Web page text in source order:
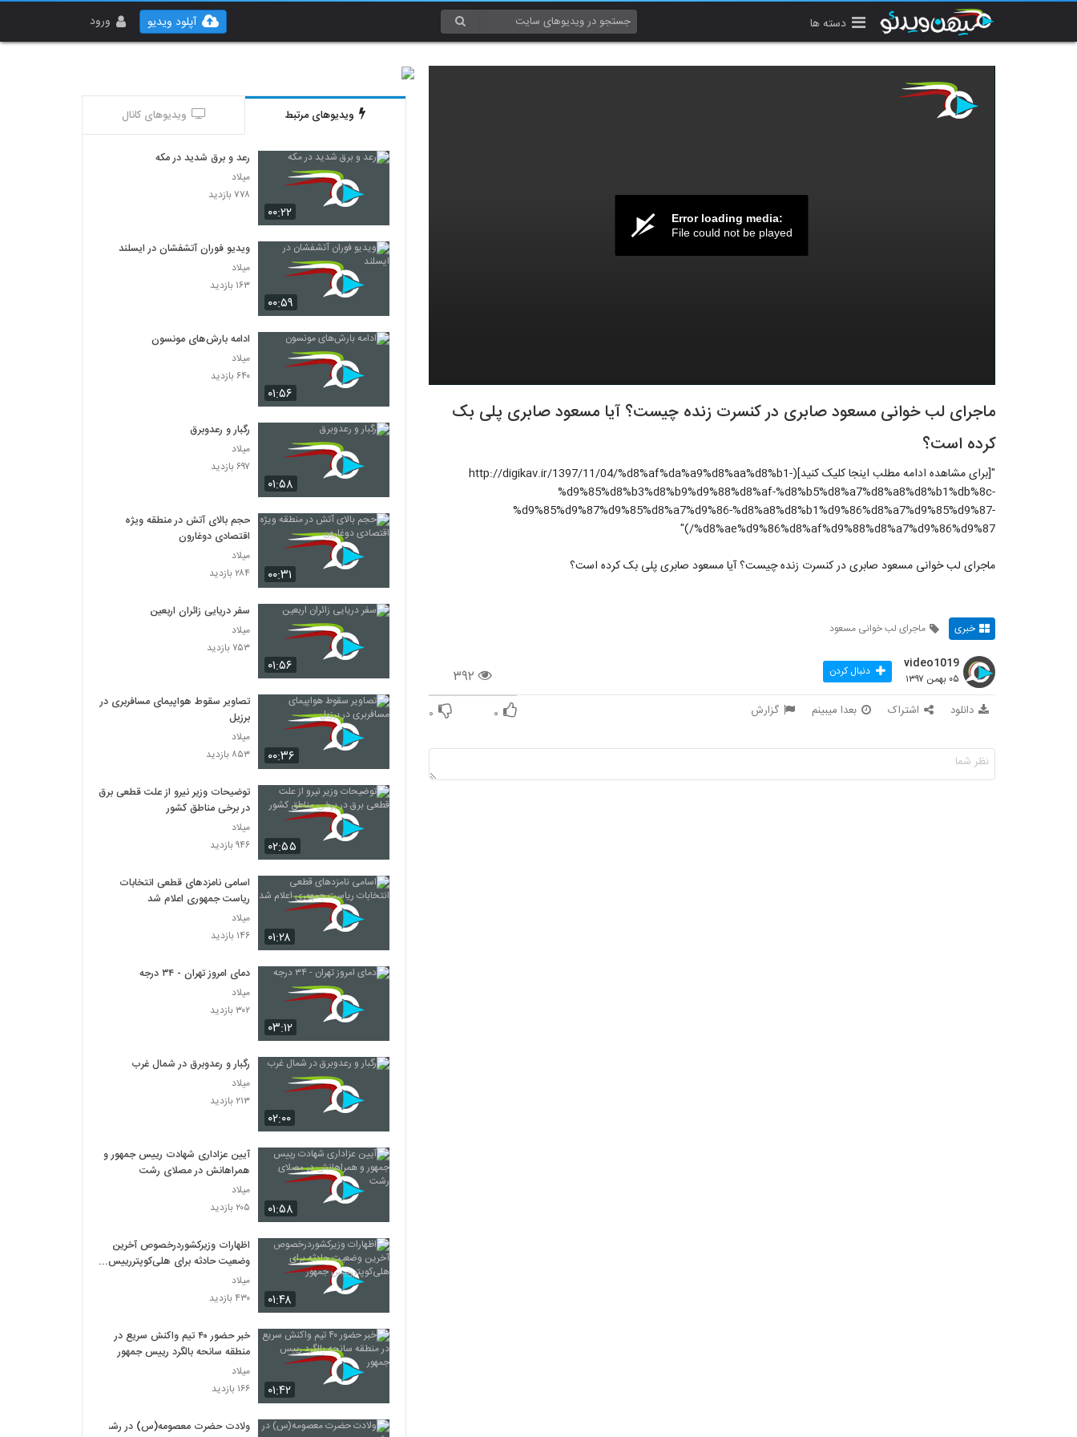
دسته ها ورود آپلود ویدیو
Error loading media:
File could not be played
ماجرای لب خوانی مسعود صابری در کنسرت زنده چیست؟ آیا مسعود صابری پلی بک
کرده است؟
"[برای مشاهده ادامه مطلب اینجا کلیک کنید](http://digikav.ir/1397/11/04/%d8%af%da%a9%d8%aa%d8%b1-
%d9%85%d8%b3%d8%b9%d9%88%d8%af-%d8%b5%d8%a7%d8%a8%d8%b1%db%8c-
%d9%85%d9%87%d9%85%d8%a7%d9%86-%d8%a8%d8%b1%d9%86%d8%a7%d9%85%d9%87-
%d8%ae%d9%86%d8%af%d9%88%d8%a7%d9%86%d9%87/)"
ماجرای لب خوانی مسعود صابری در کنسرت زنده چیست؟ آیا مسعود صابری پلی بک کرده است؟
خبری ماجرای لب خوانی مسعود
۳۹۲
video1019
۰۵ بهمن ۱۳۹۷ دنبال کردن
دانلود اشتراک بعدا میبینم گزارش ۰ ۰
ویدیوهای مرتبط ویدیوهای کانال
۰۰:۲۲
رعد و برق شدید در مکه
میلاد
۷۷۸ بازدید
۰۰:۵۹
ویدیو فوران آتشفشان در ایسلند
میلاد
۱۶۳ بازدید
۰۱:۵۶
ادامه بارش‌های مونسون
میلاد
۶۴۰ بازدید
۰۱:۵۸
رگبار و رعدوبرق
میلاد
۶۹۷ بازدید
۰۰:۳۱
حجم بالای آتش در منطقه ویژه
اقتصادی دوغارون
میلاد
۲۸۴ بازدید
۰۱:۵۶
سفر دریایی زائران اربعین
میلاد
۷۵۳ بازدید
۰۰:۳۶
تصاویر سقوط هواپیمای مسافربری در
برزیل
میلاد
۸۵۳ بازدید
۰۲:۵۵
توضیحات وزیر نیرو از علت قطعی برق
در برخی مناطق کشور
میلاد
۹۴۶ بازدید
۰۱:۲۸
اسامی نامزدهای قطعی انتخابات
ریاست جمهوری اعلام شد
میلاد
۱۴۶ بازدید
۰۳:۱۲
دمای امروز تهران - ۳۴ درجه
میلاد
۳۰۲ بازدید
۰۲:۰۰
رگبار و رعدوبرق در شمال غرب
میلاد
۲۱۳ بازدید
۰۱:۵۸
آیین عزاداری شهادت رییس جمهور و
همراهانش در مصلای رشت
میلاد
۲۰۵ بازدید
۰۱:۴۸
اظهارات وزیرکشوردرخصوص آخرین
وضعیت حادثه برای هلی‌کوپتررییس
جمهور
میلاد
۴۳۰ بازدید
۰۱:۴۲
خبر حضور ۴۰ تیم واکنش سریع در
منطقه سانحه بالگرد رییس جمهور
میلاد
۱۶۶ بازدید
ولادت حضرت معصومه(س) در رشت